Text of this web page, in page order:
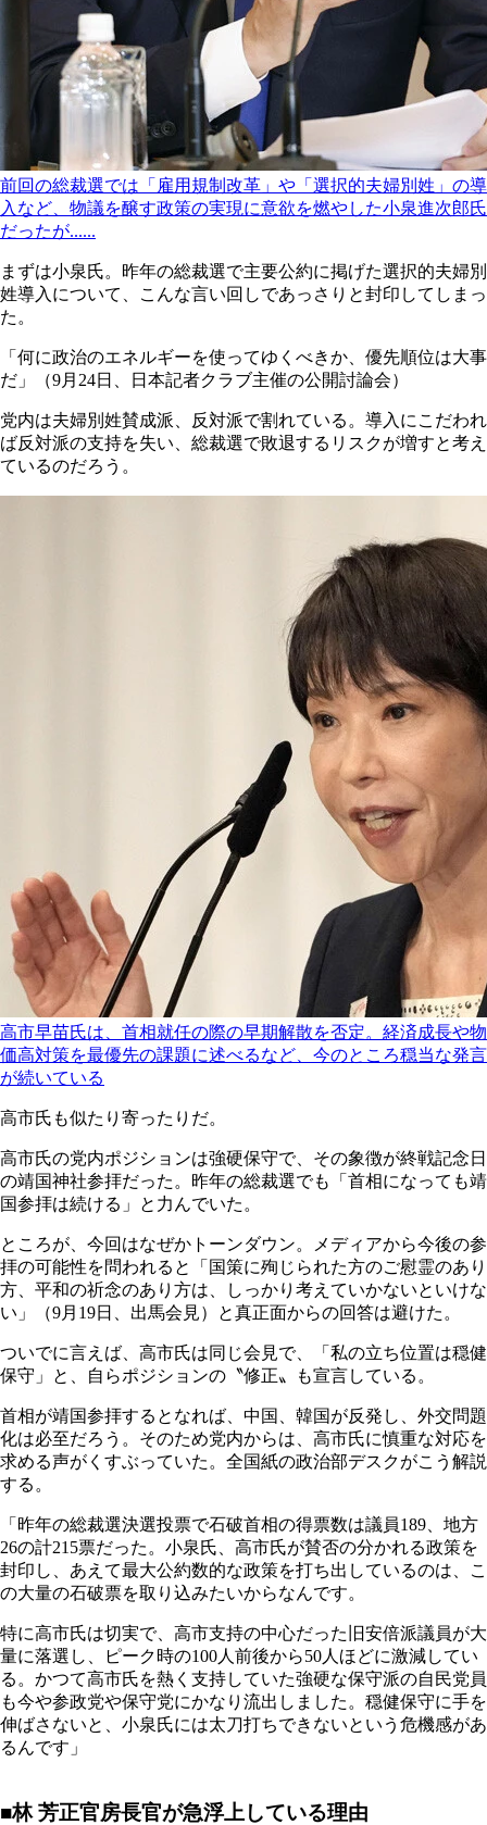
前回の総裁選では「雇用規制改革」や「選択的夫婦別姓」の導
入など、物議を醸す政策の実現に意欲を燃やした小泉進次郎氏
だったが......
まずは小泉氏。昨年の総裁選で主要公約に掲げた選択的夫婦別
姓導入について、こんな言い回しであっさりと封印してしまっ
た。
「何に政治のエネルギーを使ってゆくべきか、優先順位は大事
だ」（9月24日、日本記者クラブ主催の公開討論会）
党内は夫婦別姓賛成派、反対派で割れている。導入にこだわれ
ば反対派の支持を失い、総裁選で敗退するリスクが増すと考え
ているのだろう。
高市早苗氏は、首相就任の際の早期解散を否定。経済成長や物
価高対策を最優先の課題に述べるなど、今のところ穏当な発言
が続いている
高市氏も似たり寄ったりだ。
高市氏の党内ポジションは強硬保守で、その象徴が終戦記念日
の靖国神社参拝だった。昨年の総裁選でも「首相になっても靖
国参拝は続ける」と力んでいた。
ところが、今回はなぜかトーンダウン。メディアから今後の参
拝の可能性を問われると「国策に殉じられた方のご慰霊のあり
方、平和の祈念のあり方は、しっかり考えていかないといけな
い」（9月19日、出馬会見）と真正面からの回答は避けた。
ついでに言えば、高市氏は同じ会見で、「私の立ち位置は穏健
保守」と、自らポジションの〝修正〟も宣言している。
首相が靖国参拝するとなれば、中国、韓国が反発し、外交問題
化は必至だろう。そのため党内からは、高市氏に慎重な対応を
求める声がくすぶっていた。全国紙の政治部デスクがこう解説
する。
「昨年の総裁選決選投票で石破首相の得票数は議員189、地方
26の計215票だった。小泉氏、高市氏が賛否の分かれる政策を
封印し、あえて最大公約数的な政策を打ち出しているのは、こ
の大量の石破票を取り込みたいからなんです。
特に高市氏は切実で、高市支持の中心だった旧安倍派議員が大
量に落選し、ピーク時の100人前後から50人ほどに激減してい
る。かつて高市氏を熱く支持していた強硬な保守派の自民党員
も今や参政党や保守党にかなり流出しました。穏健保守に手を
伸ばさないと、小泉氏には太刀打ちできないという危機感があ
るんです」
■林 芳正官房長官が急浮上している理由